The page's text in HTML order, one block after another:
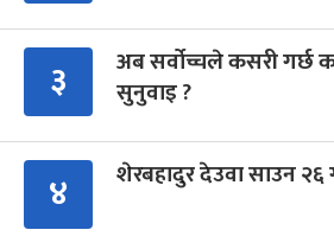
३
अब सर्वोच्चले कसरी गर्छ
सुनुवाइ ?
४ शेरबहादुर देउवा साउन